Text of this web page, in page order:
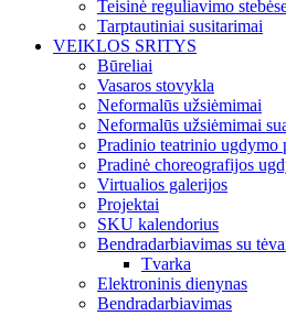
Teisinė reguliavimo
Tarptautiniai susitarimai
VEIKLOS SRITYS
Būreliai
Vasaros stovykla
Neformalūs užsiėmimai
Neformalūs užsiėmimai
Pradinio teatrinio ugdymo
Pradinė choreografijos
Virtualios galerijos
Projektai
SKU kalendorius
Bendradarbiavimas su
Tvarka
Elektroninis dienynas
Bendradarbiavimas